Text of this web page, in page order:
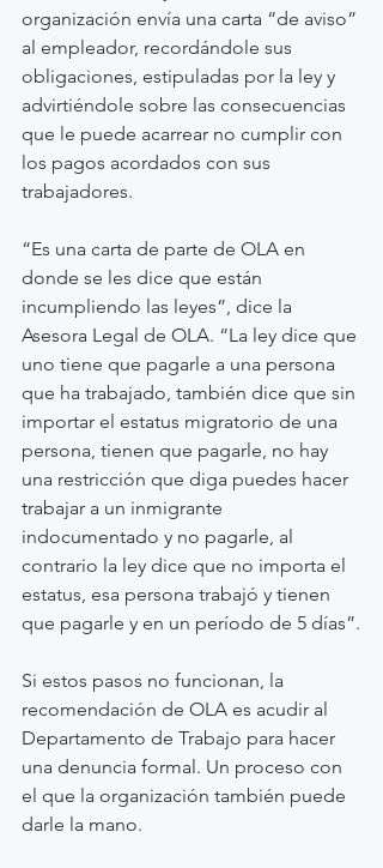
organización envía una carta “de aviso”
al empleador, recordándole sus
obligaciones, estipuladas por la ley y
advirtiéndole sobre las consecuencias
que le puede acarrear no cumplir con
los pagos acordados con sus
trabajadores.
“Es una carta de parte de OLA en
donde se les dice que están
incumpliendo las leyes”, dice la
Asesora Legal de OLA. “La ley dice que
uno tiene que pagarle a una persona
que ha trabajado, también dice que sin
importar el estatus migratorio de una
persona, tienen que pagarle, no hay
una restricción que diga puedes hacer
trabajar a un inmigrante
indocumentado y no pagarle, al
contrario la ley dice que no importa el
estatus, esa persona trabajó y tienen
que pagarle y en un período de 5 días”.
Si estos pasos no funcionan, la
recomendación de OLA es acudir al
Departamento de Trabajo para hacer
una denuncia formal. Un proceso con
el que la organización también puede
darle la mano.